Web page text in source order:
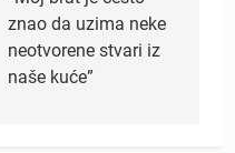
znao da uzima neke
neotvorene stvari iz
naše kuće”